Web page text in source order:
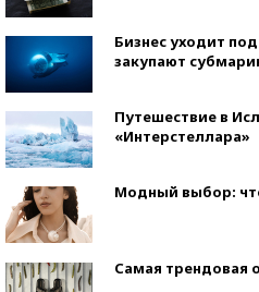
Бизнес уходит
закупают
Путешествие в
«Интерстеллара»
Модный выбор:
Самая трендовая